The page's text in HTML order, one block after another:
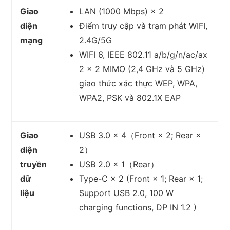
Giao
diện
mạng
LAN (1000 Mbps) × 2
Điểm truy cập và trạm phát WIFI,
2.4G/5G
WIFI 6, IEEE 802.11 a/b/g/n/ac/ax
2 × 2 MIMO (2,4 GHz và 5 GHz)
giao thức xác thực WEP, WPA,
WPA2, PSK và 802.1X EAP
Giao
diện
truyền
dữ
liệu
USB 3.0 × 4（Front × 2; Rear ×
2）
USB 2.0 × 1（Rear）
Type-C × 2 (Front × 1; Rear × 1;
Support USB 2.0, 100 W
charging functions, DP IN 1.2 )